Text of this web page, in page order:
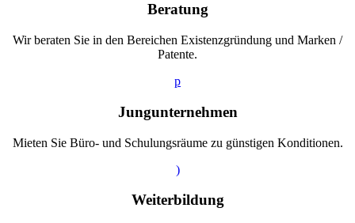
Beratung
Wir beraten Sie in den Bereichen Existenzgründung und Marken /
Patente.
p
Jungunternehmen
Mieten Sie Büro- und Schulungsräume zu günstigen Konditionen.
)
Weiterbildung